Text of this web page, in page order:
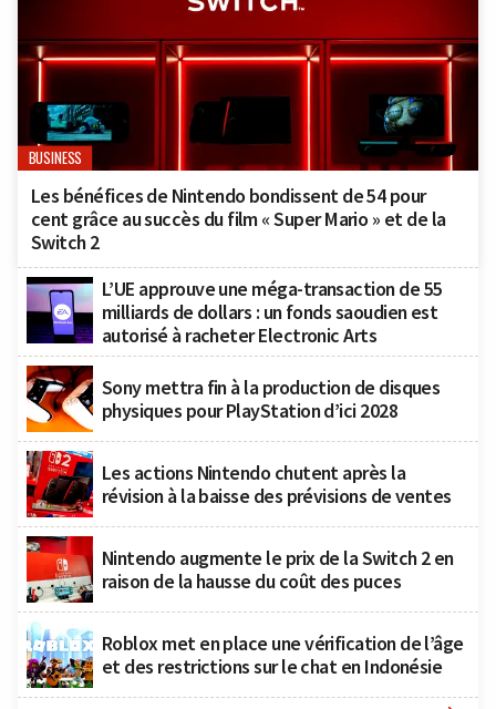
BUSINESS
Les bénéfices de Nintendo bondissent de 54 pour
cent grâce au succès du film « Super Mario » et de la
Switch 2
L’UE approuve une méga-transaction de 55
milliards de dollars : un fonds saoudien est
autorisé à racheter Electronic Arts
Sony mettra fin à la production de disques
physiques pour PlayStation d’ici 2028
Les actions Nintendo chutent après la
révision à la baisse des prévisions de ventes
Nintendo augmente le prix de la Switch 2 en
raison de la hausse du coût des puces
Roblox met en place une vérification de l’âge
et des restrictions sur le chat en Indonésie